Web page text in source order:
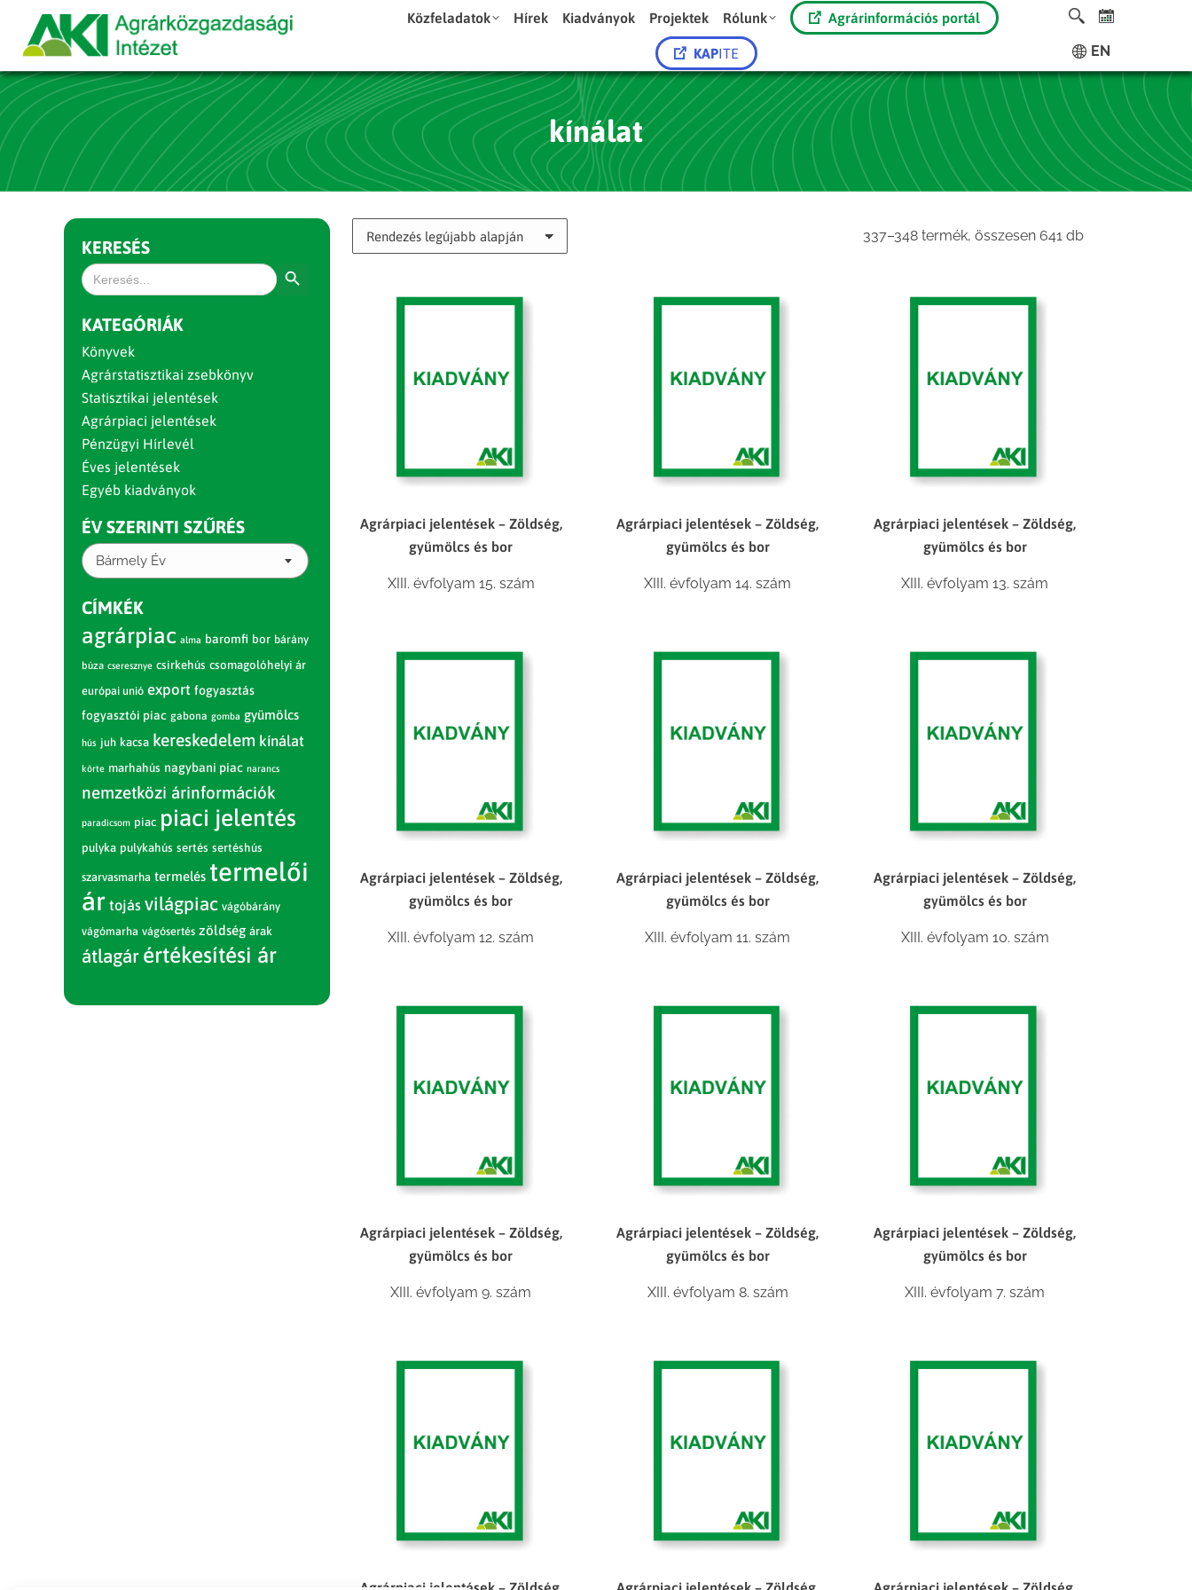
Közfeladatok Hírek Kiadványok Projektek Rólunk Agrárinformációs portál
KAPITE EN
kínálat
337–348 termék, összesen 641 dbSorted
Agrárpiaci jelentések – Zöldség,
gyümölcs és bor
XIII. évfolyam 15. szám
Agrárpiaci jelentések – Zöldség,
gyümölcs és bor
XIII. évfolyam 14. szám
Agrárpiaci jelentések – Zöldség,
gyümölcs és bor
XIII. évfolyam 13. szám
Agrárpiaci jelentések – Zöldség,
gyümölcs és bor
XIII. évfolyam 12. szám
Agrárpiaci jelentések – Zöldség,
gyümölcs és bor
XIII. évfolyam 11. szám
Agrárpiaci jelentések – Zöldség,
gyümölcs és bor
XIII. évfolyam 10. szám
Agrárpiaci jelentések – Zöldség,
gyümölcs és bor
XIII. évfolyam 9. szám
Agrárpiaci jelentések – Zöldség,
gyümölcs és bor
XIII. évfolyam 8. szám
Agrárpiaci jelentések – Zöldség,
gyümölcs és bor
XIII. évfolyam 7. szám
KERESÉS
Search
for:
KATEGÓRIÁK
Könyvek
Agrárstatisztikai zsebkönyv
Statisztikai jelentések
Agrárpiaci jelentések
Pénzügyi Hírlevél
Éves jelentések
Egyéb kiadványok
ÉV SZERINTI SZŰRÉS
Bármely Év
CÍMKÉK
agrárpiac alma baromfi bor bárány
búza cseresznye csirkehús csomagolóhelyi ár
európai unió export fogyasztás
fogyasztói piac gabona gomba gyümölcs
hús juh kacsa kereskedelem kínálat
körte marhahús nagybani piac narancs
nemzetközi árinformációk
paradicsom piac piaci jelentés
pulyka pulykahús sertés sertéshús
szarvasmarha termelés termelői
ár tojás világpiac vágóbárány
vágómarha vágósertés zöldség árak
átlagár értékesítési ár